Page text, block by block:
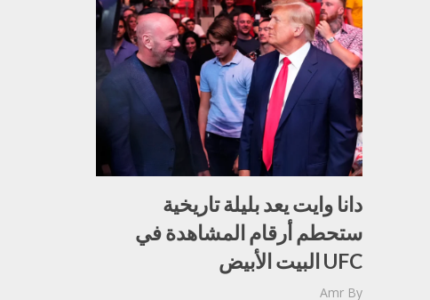
دانا وايت يعد بليلة تاريخية
ستحطم أرقام المشاهدة في
UFC البيت الأبيض
By
Amr